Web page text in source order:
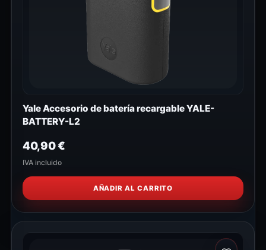
Yale Accesorio de batería recargable YALE-
BATTERY-L2
40,90€
IVA incluido
AÑADIR AL CARRITO